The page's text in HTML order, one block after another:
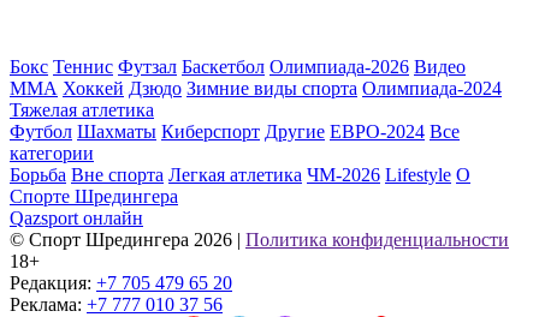
Бокс Теннис Футзал Баскетбол Олимпиада-2026 Видео
ММА Хоккей Дзюдо Зимние виды спорта Олимпиада-2024
Тяжелая атлетика
Футбол Шахматы Киберспорт Другие ЕВРО-2024 Все
категории
Борьба Вне спорта Легкая атлетика ЧМ-2026 Lifestyle О
Спорте Шредингера
Qazsport онлайн
© Cпорт Шредингера 2026 | Политика конфиденциальности
18+
Редакция: +7 705 479 65 20
Реклама: +7 777 010 37 56